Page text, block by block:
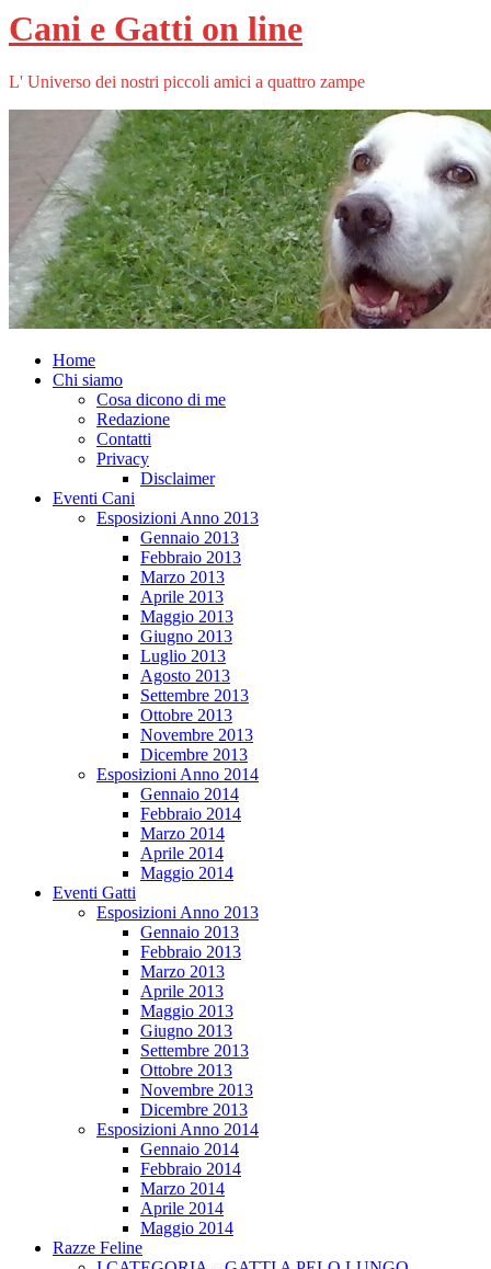
Cani e Gatti on line
L' Universo dei nostri piccoli amici a quattro zampe
Home
Chi siamo
Cosa dicono di me
Redazione
Contatti
Privacy
Disclaimer
Eventi Cani
Esposizioni Anno 2013
Gennaio 2013
Febbraio 2013
Marzo 2013
Aprile 2013
Maggio 2013
Giugno 2013
Luglio 2013
Agosto 2013
Settembre 2013
Ottobre 2013
Novembre 2013
Dicembre 2013
Esposizioni Anno 2014
Gennaio 2014
Febbraio 2014
Marzo 2014
Aprile 2014
Maggio 2014
Eventi Gatti
Esposizioni Anno 2013
Gennaio 2013
Febbraio 2013
Marzo 2013
Aprile 2013
Maggio 2013
Giugno 2013
Settembre 2013
Ottobre 2013
Novembre 2013
Dicembre 2013
Esposizioni Anno 2014
Gennaio 2014
Febbraio 2014
Marzo 2014
Aprile 2014
Maggio 2014
Razze Feline